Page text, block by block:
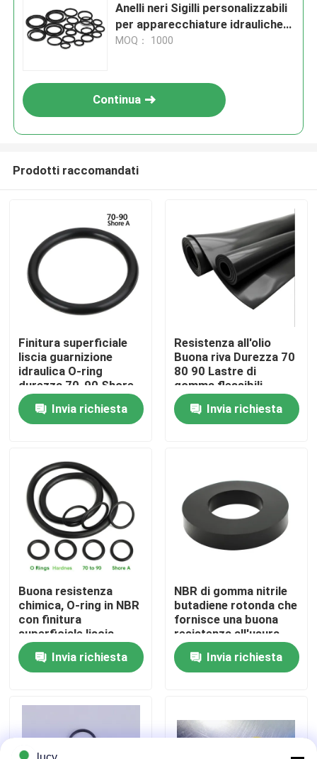
Casa
Prodotti
Chi siamo
Fatory Tour
Controllo di qualità
Contattaci
notizie
Tutti i casi
giunti circolari di gomma
Anelli neri Sigilli personalizzabili
per apparecchiature idrauliche
pneumatiche e componenti di
MOQ： 1000
Continua
Prodotti raccomandati
Finitura superficiale
liscia guarnizione
idraulica O-ring
durezza 70-90 Shore
A ideale per pompe
idrauliche, cilindri e
valvole
Invia richiesta
Resistenza all'olio
Buona riva Durezza 70
80 90 Lastre di
gomma flessibili
personalizzabili Ideali
per soluzioni di
sigillatura e
Invia richiesta
Buona resistenza
chimica, O-ring in NBR
con finitura
superficiale liscia,
durezza 70-90 Shore
A, guarnizioni per le
industrie petrolifera,
Invia richiesta
NBR di gomma nitrile
butadiene rotonda che
fornisce una buona
resistenza all'usura
adatta a guarnizioni e
parti meccaniche
resistenti al
Invia richiesta